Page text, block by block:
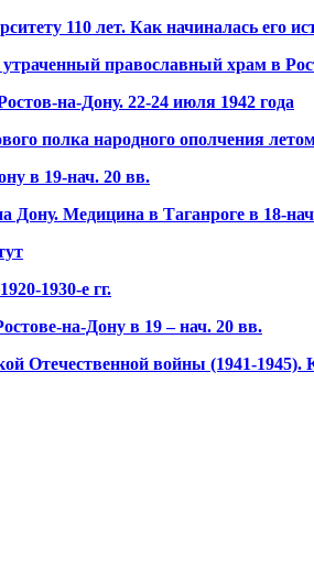
110 лет. Как начиналась его
православный храм в
на-Дону. 22-24 июля 1942 года
полка народного ополчения
в 19-нач. 20 вв.
Дону. Медицина в Таганроге в 18-
1930-е гг.
на-Дону в 19 – нач. 20 вв.
Отечественной войны (1941-